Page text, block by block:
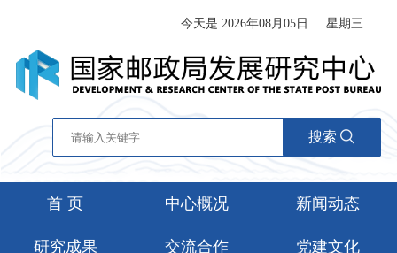
今天是 2026年08月05日 星期三
搜索
首 页 中心概况 新闻动态
研究成果 交流合作 党建文化